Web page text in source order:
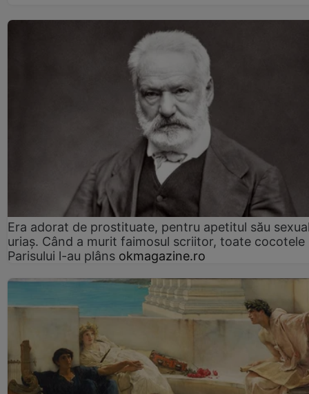
Era adorat de prostituate, pentru apetitul său
uriaș. Când a murit faimosul scriitor, toate cocotele
Parisului l-au plâns okmagazine.ro